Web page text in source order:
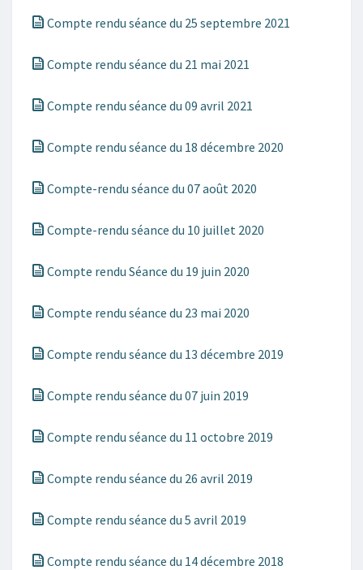
Compte rendu séance du 25 septembre 2021
Compte rendu séance du 21 mai 2021
Compte rendu séance du 09 avril 2021
Compte rendu séance du 18 décembre 2020
Compte-rendu séance du 07 août 2020
Compte-rendu séance du 10 juillet 2020
Compte rendu Séance du 19 juin 2020
Compte rendu séance du 23 mai 2020
Compte rendu séance du 13 décembre 2019
Compte rendu séance du 07 juin 2019
Compte rendu séance du 11 octobre 2019
Compte rendu séance du 26 avril 2019
Compte rendu séance du 5 avril 2019
Compte rendu séance du 14 décembre 2018